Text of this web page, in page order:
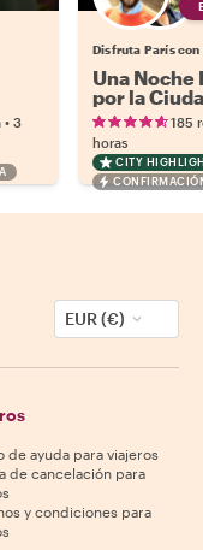
• 3
Disfruta París
Una Noche
por la
185
horas
CITY
EUR (€)
de ayuda para viajeros
de cancelación para
y condiciones para